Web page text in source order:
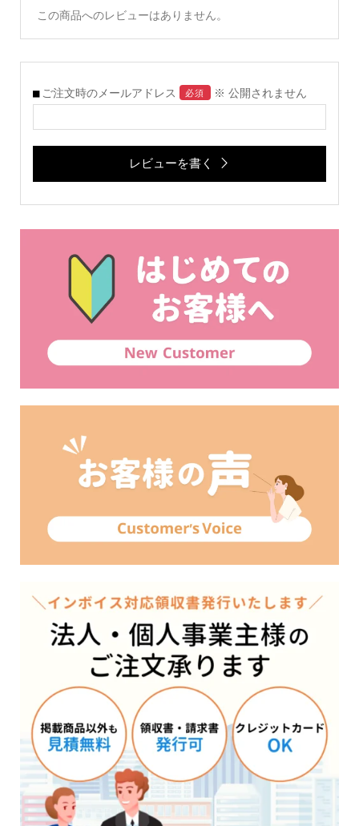
この商品へのレビューはありません。
ご注文時のメールアドレス 必須 ※ 公開されません
レビューを書く